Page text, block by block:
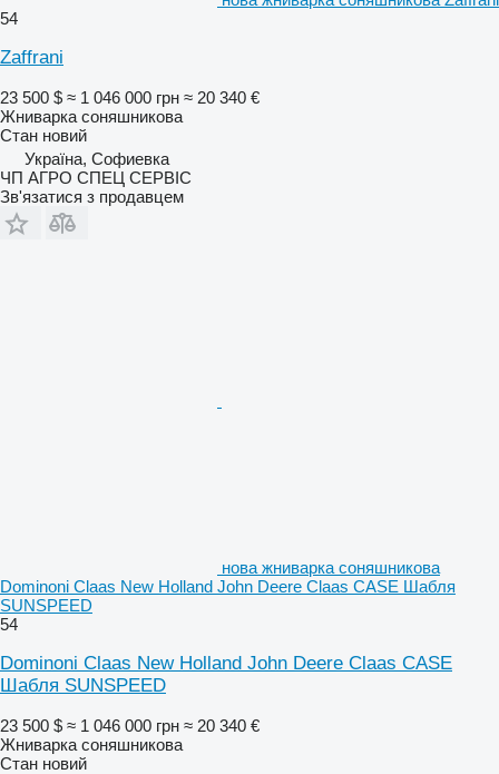
54
Zaffrani
23 500 $ ≈ 1 046 000 грн ≈ 20 340 €
Жниварка соняшникова
Стан новий
Україна, Софиевка
ЧП АГРО СПЕЦ СЕРВІС
Зв'язатися з продавцем
нова жниварка соняшникова
Dominoni Claas New Holland John Deere Claas CASE Шабля
SUNSPEED
54
Dominoni Claas New Holland John Deere Claas CASE
Шабля SUNSPEED
23 500 $ ≈ 1 046 000 грн ≈ 20 340 €
Жниварка соняшникова
Стан новий